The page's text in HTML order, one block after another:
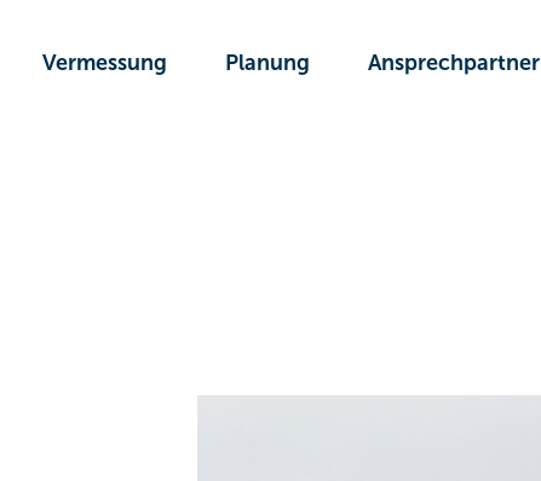
Vermessung Planung Ansprechpartner